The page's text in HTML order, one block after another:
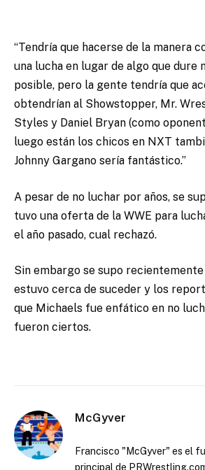
“Tendría que hacerse de la manera
una lucha en lugar de algo que dure
posible, pero la gente tendría que
obtendrían al Showstopper, Mr.
Styles y Daniel Bryan (como
luego están los chicos en NXT
Johnny Gargano sería fantástico.”
A pesar de no luchar por años, se
tuvo una oferta de la WWE para
el año pasado, cual rechazó.
Sin embargo se supo
estuvo cerca de suceder y los
que Michaels fue enfático en no
fueron ciertos.
McGyver
Francisco "McGyver" es el
principal de